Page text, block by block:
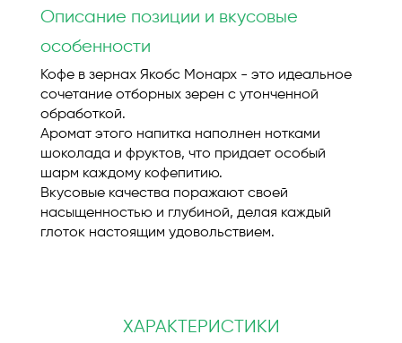
Описание позиции и вкусовые
особенности
Кофе в зернах Якобс Монарх - это идеальное
сочетание отборных зерен с утонченной
обработкой.
Аромат этого напитка наполнен нотками
шоколада и фруктов, что придает особый
шарм каждому кофепитию.
Вкусовые качества поражают своей
насыщенностью и глубиной, делая каждый
глоток настоящим удовольствием.
ХАРАКТЕРИСТИКИ